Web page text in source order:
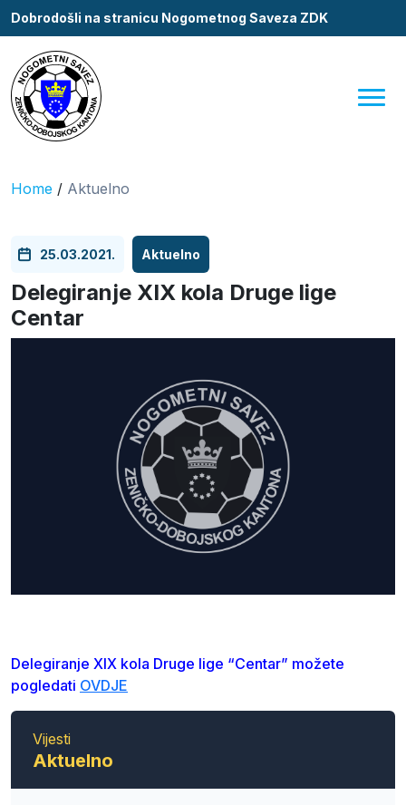
Dobrodošli na stranicu Nogometnog Saveza ZDK
Home / Aktuelno
25.03.2021. Aktuelno
Delegiranje XIX kola Druge lige
Centar
Delegiranje XIX kola Druge lige “Centar” možete
pogledati OVDJE
Vijesti
Aktuelno